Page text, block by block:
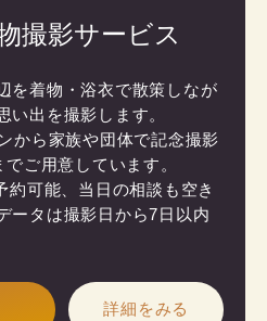
撮影サービス
を着物・浴衣で散策しなが
い出を撮影します。
から家族や団体で記念撮影
ご用意しています。
約可能、当日の相談も空き
ータは撮影日から7日以内
詳細をみる